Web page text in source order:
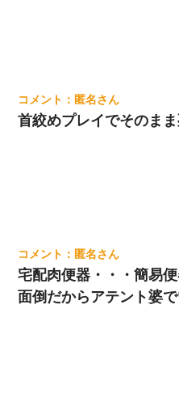
匿名
首絞めプレイでそのまま
匿名
宅配肉便器・・・簡易便
面倒だからアテント婆